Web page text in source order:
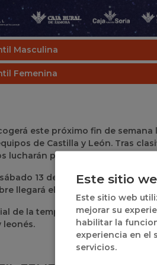
Masculina
Femenina
este próximo fin de
de Castilla y León. Tras
lucharán por alzarse con el título
13 de septiembre con la
llegará el turno de la
de la temporada, en el que se
leonés.
Este sitio
Este sitio web
mejorar su
habilitar la
experiencia en el
servicios.